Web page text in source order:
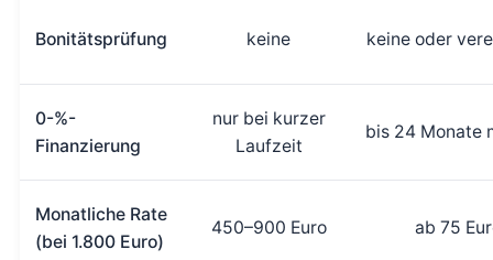
Bonitätsprüfung keine keine oder
0-%-
Finanzierung
nur bei kurzer
Laufzeit
bis 24 Monate
Monatliche Rate
(bei 1.800 Euro)
450–900 Euro ab 75